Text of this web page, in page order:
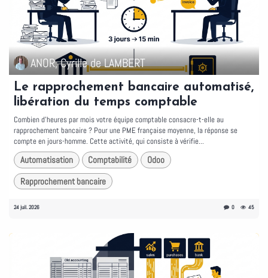
ANOR, Cyrille de LAMBERT
Le rapprochement bancaire automatisé,
libération du temps comptable
Combien d'heures par mois votre équipe comptable consacre-t-elle au
rapprochement bancaire ? Pour une PME française moyenne, la réponse se
compte en jours-homme. Cette activité, qui consiste à vérifie...
Automatisation Comptabilité
Odoo
Rapprochement bancaire
24 juil. 2026 0 45